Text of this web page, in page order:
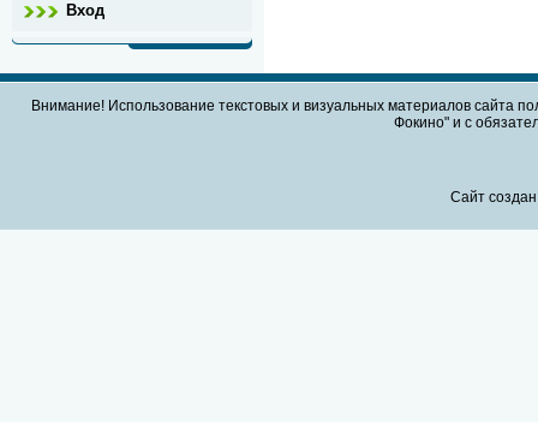
Вход
Внимание! Использование текстовых и визуальных материалов сайта
Фокино" и с
Сайт